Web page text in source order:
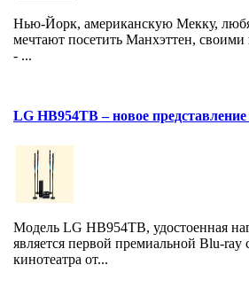
Нью-Йорк, американскую Мекку,
мечтают посетить Манхэттен, своими
- ...
LG HB954TB – новое
Модель LG HB954TB, удостоенная
является первой премиальной Blu-
кинотеатра от...